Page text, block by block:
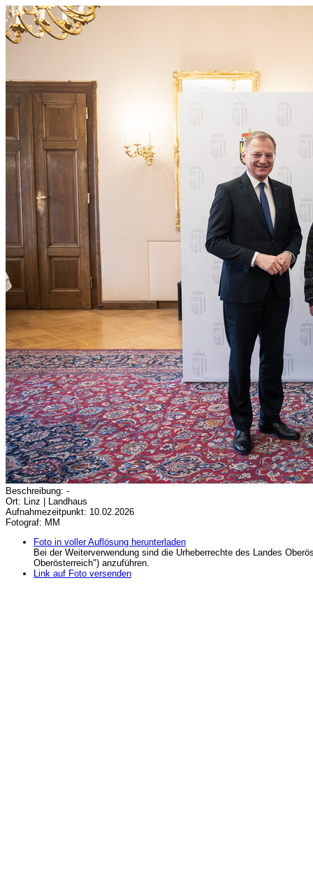
Beschreibung: -
Ort: Linz | Landhaus
Aufnahmezeitpunkt: 10.02.2026
Fotograf: MM
Foto in voller Auflösung herunterladen
Bei der Weiterverwendung sind die Urheberrechte des Landes
Oberösterreich") anzuführen.
Link auf Foto versenden